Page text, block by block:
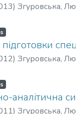
) Згуровська,
) Згуровська,
аналітична
) Згуровська,